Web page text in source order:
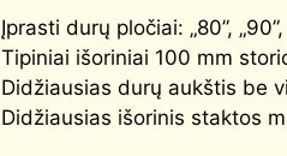
Įprasti durų pločiai: „80”, „90”,
Tipiniai išoriniai 100 mm
Didžiausias durų aukštis be
Didžiausias išorinis staktos